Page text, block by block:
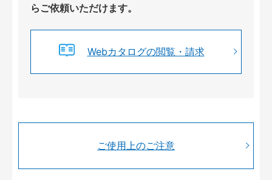
らご依頼いただけます。
Webカタログの閲覧・請求
ご使用上のご注意